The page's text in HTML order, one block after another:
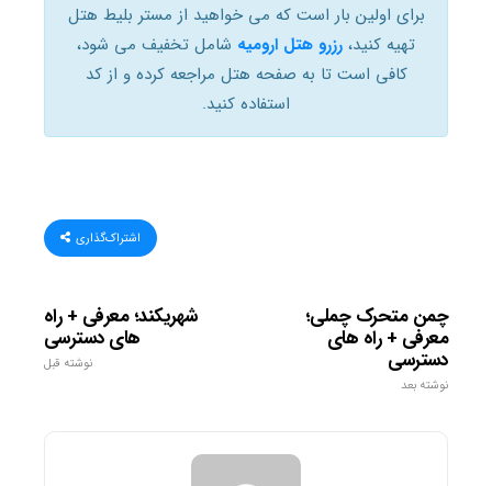
برای اولین بار است که می خواهید از مستر بلیط هتل
تهیه کنید، رزرو هتل ارومیه شامل تخفیف می شود،
کافی است تا به صفحه هتل مراجعه کرده و از کد
استفاده کنید.
اشتراک‌گذاری
شهریکند؛ معرفی + راه
های دسترسی
نوشته قبل
چمن متحرک چملی؛
معرفی + راه های
دسترسی
نوشته بعد